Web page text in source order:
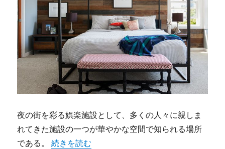
夜の街を彩る娯楽施設として、多くの人々に親しま
れてきた施設の一つが華やかな空間で知られる場所
である。“ナイトクラブの内装設計が生み出す美と非日
続きを読む